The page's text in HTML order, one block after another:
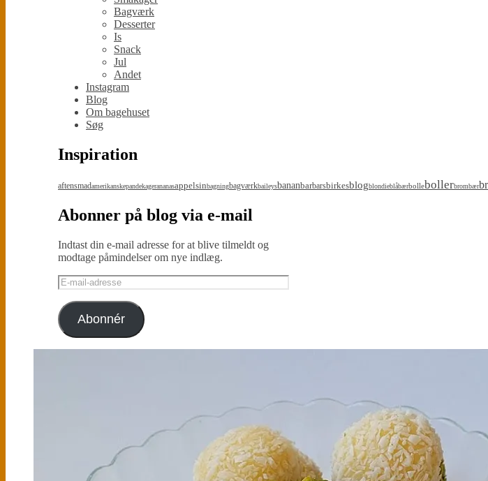
Bagværk
Desserter
Is
Snack
Jul
Andet
Instagram
Blog
Om bagehuset
Søg
Inspiration
aftensmadamerikanskepandekagerananasappelsinbagningbagværkbaileysbananbarbarsbirkesblogblondieblåbærbollebollerbrombær
Abonner på blog via e-mail
Indtast din e-mail adresse for at blive tilmeldt og
modtage påmindelser om nye indlæg.
E-
mail-
adresse
Abonnér